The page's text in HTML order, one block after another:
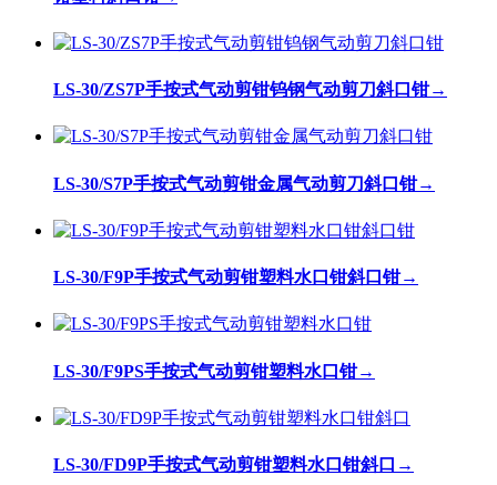
LS-30/ZS7P手按式气动剪钳钨钢气动剪刀斜口钳→
LS-30/S7P手按式气动剪钳金属气动剪刀斜口钳→
LS-30/F9P手按式气动剪钳塑料水口钳斜口钳→
LS-30/F9PS手按式气动剪钳塑料水口钳→
LS-30/FD9P手按式气动剪钳塑料水口钳斜口 →